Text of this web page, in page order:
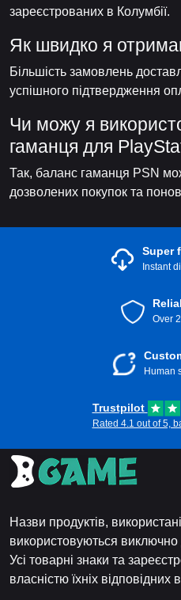
зареєстрованих в Колумбії.
Як швидко я
Більшість замовлень
успішного підтвердження
Чи можу я
гаманця для
Так, баланс гаманця PSN
дозволених покупок та
Super
Instant
Over
Human
Trustpilot
Rated 4.1 out of 5,
Назви продуктів,
використовуються виключно
Усі товарні знаки та
власністю їхніх відповідних